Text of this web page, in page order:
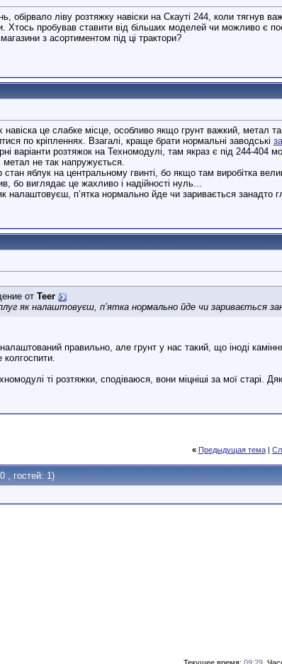
обірвало ліву розтяжку навіски на Скауті 244, коли тягнув
Хтось пробував ставити від більших моделей чи можливо є
магазини з асортиментом під ці трактори?
навіска це слабке місце, особливо якщо грунт важкий, метал
по кріпленнях. Взагалі, краще брати нормальні заводські
варіанти розтяжок на Техномодулі, там якраз є під 244-
не так напружується.
стан яблук на центральному гвинті, бо якщо там виробітка
бо виглядає це жахливо і надійності нуль...
налаштовуєш, п’ятка нормально йде чи заривається занадто
от Teer
як налаштовуєш, п’ятка нормально йде чи заривається
правильно, але грунт у нас такий, що іноді
колгоспити.
ті розтяжки, сподіваюся, вони міцніші за мої
« Предыдущая тема|
, гостей: 1)